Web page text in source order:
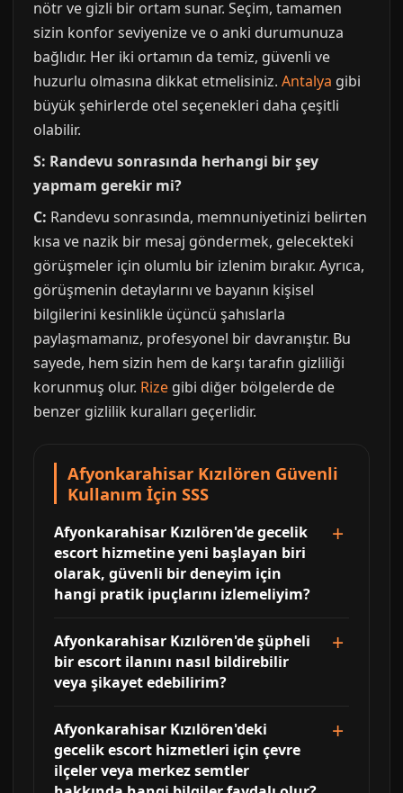
nötr ve gizli bir ortam sunar. Seçim, tamamen
sizin konfor seviyenize ve o anki durumunuza
bağlıdır. Her iki ortamın da temiz, güvenli ve
huzurlu olmasına dikkat etmelisiniz. Antalya gibi
büyük şehirlerde otel seçenekleri daha çeşitli
olabilir.
S: Randevu sonrasında herhangi bir şey
yapmam gerekir mi?
C: Randevu sonrasında, memnuniyetinizi belirten
kısa ve nazik bir mesaj göndermek, gelecekteki
görüşmeler için olumlu bir izlenim bırakır. Ayrıca,
görüşmenin detaylarını ve bayanın kişisel
bilgilerini kesinlikle üçüncü şahıslarla
paylaşmamanız, profesyonel bir davranıştır. Bu
sayede, hem sizin hem de karşı tarafın gizliliği
korunmuş olur. Rize gibi diğer bölgelerde de
benzer gizlilik kuralları geçerlidir.
Afyonkarahisar Kızılören Güvenli
Kullanım İçin SSS
Afyonkarahisar Kızılören'de gecelik
escort hizmetine yeni başlayan biri
olarak, güvenli bir deneyim için
hangi pratik ipuçlarını izlemeliyim?
Afyonkarahisar Kızılören'de şüpheli
bir escort ilanını nasıl bildirebilir
veya şikayet edebilirim?
Afyonkarahisar Kızılören'deki
gecelik escort hizmetleri için çevre
ilçeler veya merkez semtler